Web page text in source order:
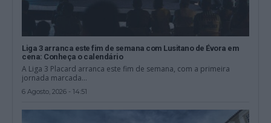
Liga 3 arranca este fim de semana com Lusitano de Évora em
cena: Conheça o calendário
A Liga 3 Placard arranca este fim de semana, com a primeira
jornada marcada...
6 Agosto, 2026 - 14:51